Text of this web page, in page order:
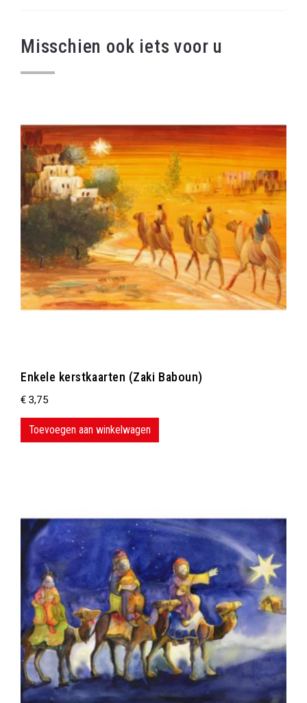
Misschien ook iets voor u
Enkele kerstkaarten (Zaki Baboun)
€ 3,75
Toevoegen aan winkelwagen